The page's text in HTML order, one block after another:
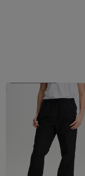
Kampanj -25%